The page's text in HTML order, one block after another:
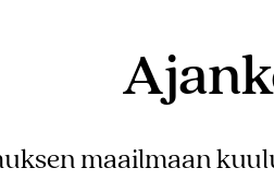
maailmaan